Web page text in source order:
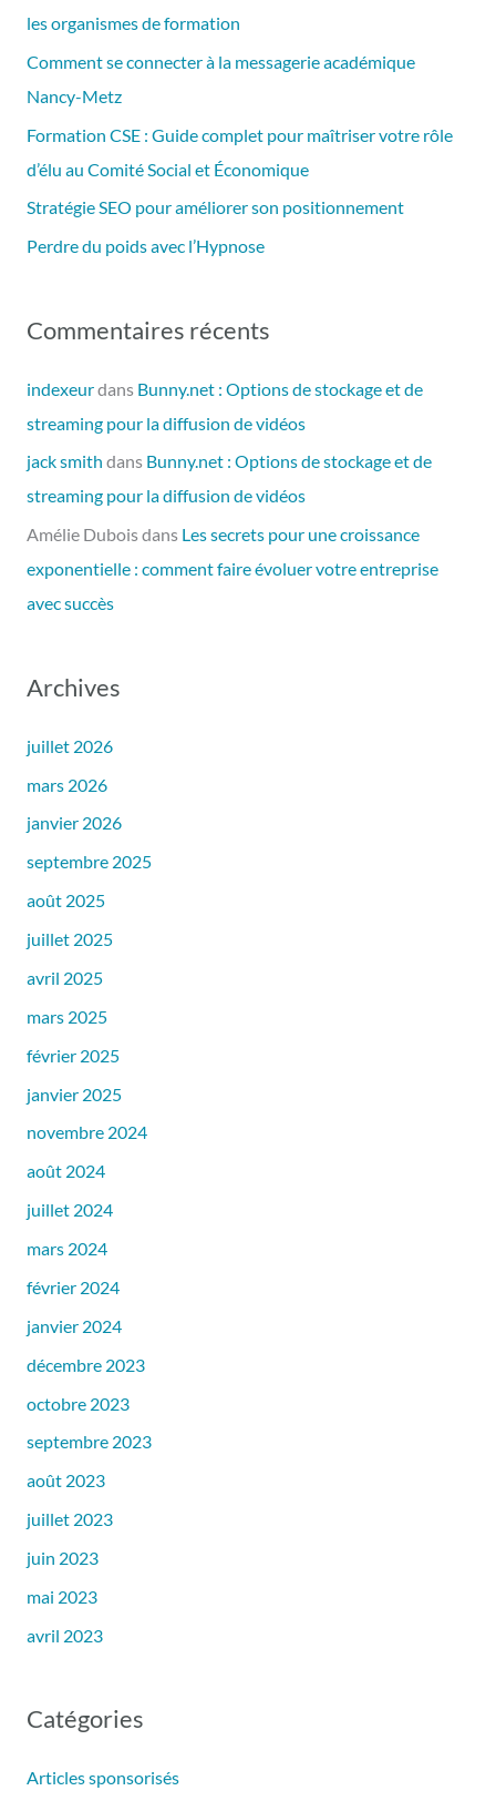
rles organismes de formation
Comment se connecter à la messagerie académique
Nancy-Metz
Formation CSE : Guide complet pour maîtriser votre rôle
d’élu au Comité Social et Économique
Stratégie SEO pour améliorer son positionnement
Perdre du poids avec l’Hypnose
Commentaires récents
indexeurdans Bunny.net : Options de stockage et de
streaming pour la diffusion de vidéos
jack smith dans Bunny.net : Options de stockage et de
streaming pour la diffusion de vidéos
Amélie Duboisdans Les secrets pour une croissance
exponentielle : comment faire évoluer votre entreprise
avec succès
Archives
juillet 2026
mars 2026
janvier 2026
septembre 2025
août 2025
juillet 2025
avril 2025
mars 2025
février 2025
janvier 2025
novembre 2024
août 2024
juillet 2024
mars 2024
février 2024
janvier 2024
décembre 2023
octobre 2023
septembre 2023
août 2023
juillet 2023
juin 2023
mai 2023
avril 2023
Catégories
Articles sponsorisés